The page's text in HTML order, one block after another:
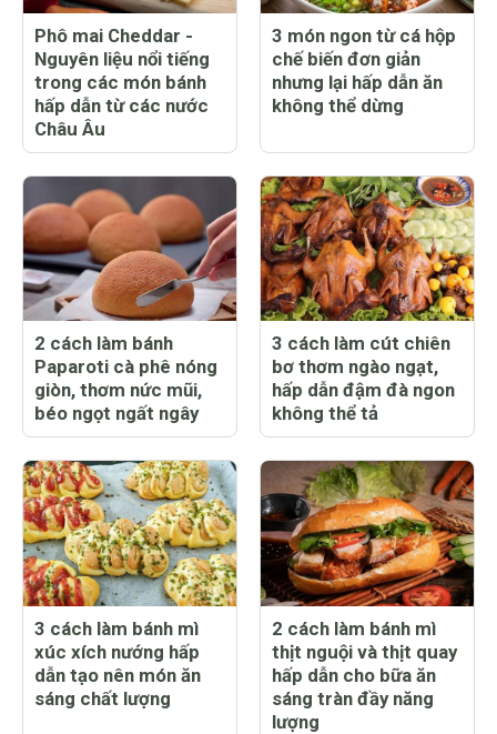
Phô mai Cheddar -
Nguyên liệu nổi tiếng
trong các món bánh
hấp dẫn từ các nước
Châu Âu
3 món ngon từ cá hộp
chế biến đơn giản
nhưng lại hấp dẫn ăn
không thể dừng
2 cách làm bánh
Paparoti cà phê nóng
giòn, thơm nức mũi,
béo ngọt ngất ngây
3 cách làm cút chiên
bơ thơm ngào ngạt,
hấp dẫn đậm đà ngon
không thể tả
3 cách làm bánh mì
xúc xích nướng hấp
dẫn tạo nên món ăn
sáng chất lượng
2 cách làm bánh mì
thịt nguội và thịt quay
hấp dẫn cho bữa ăn
sáng tràn đầy năng
lượng